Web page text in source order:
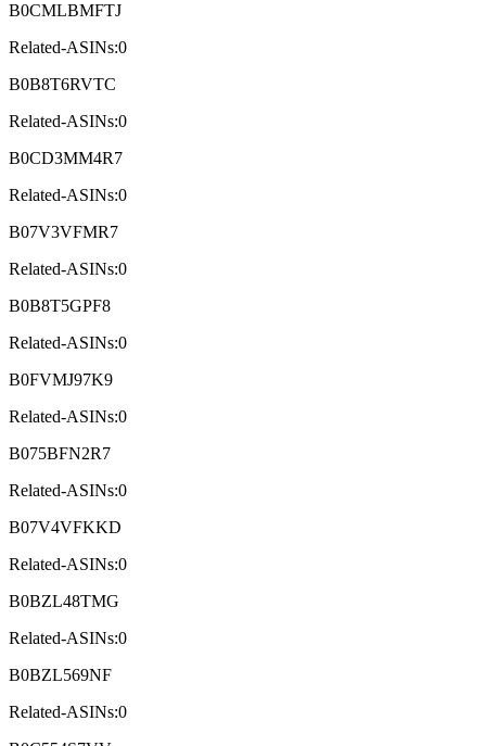
B0CMLBMFTJ
Related-ASINs:0
B0B8T6RVTC
Related-ASINs:0
B0CD3MM4R7
Related-ASINs:0
B07V3VFMR7
Related-ASINs:0
B0B8T5GPF8
Related-ASINs:0
B0FVMJ97K9
Related-ASINs:0
B075BFN2R7
Related-ASINs:0
B07V4VFKKD
Related-ASINs:0
B0BZL48TMG
Related-ASINs:0
B0BZL569NF
Related-ASINs:0